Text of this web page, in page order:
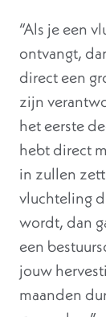
“Als je een
ontvangt,
direct een
zijn
het eerste
hebt direct
in zullen
vluchteling
wordt, dan
een
jouw
maanden